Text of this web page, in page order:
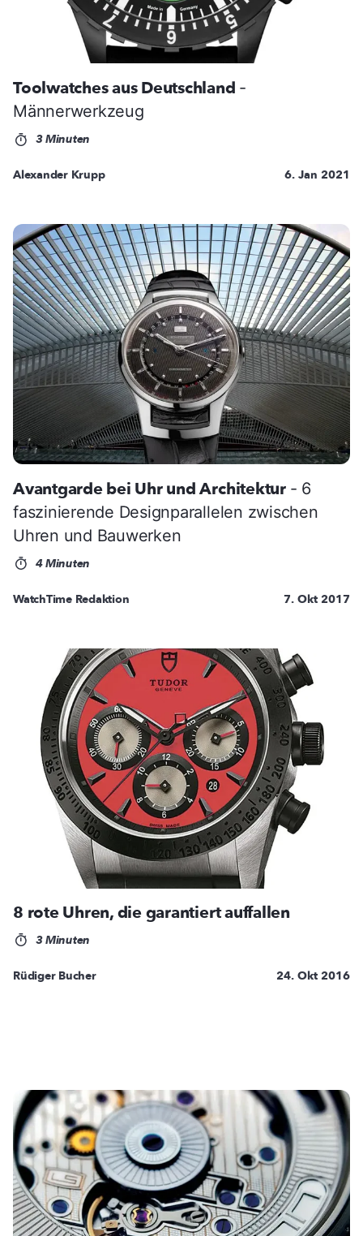
Toolwatches aus Deutschland -
Männerwerkzeug
3 Minuten
Alexander Krupp 6. Jan 2021
Avantgarde bei Uhr und Architektur - 6
faszinierende Designparallelen zwischen
Uhren und Bauwerken
4 Minuten
WatchTime Redaktion 7. Okt 2017
8 rote Uhren, die garantiert auffallen
3 Minuten
Rüdiger Bucher 24. Okt 2016